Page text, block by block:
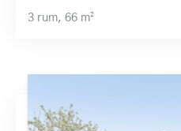
3 rum, 66 m²